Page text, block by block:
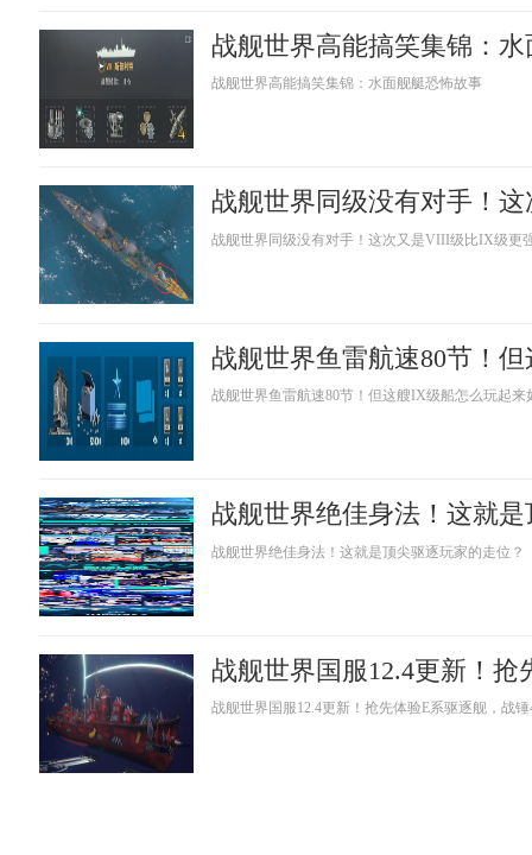
战舰世界高能搞笑集锦：水面舰艇恐怖故事
战舰世界同级没有对手！这次又是VIII级比IX级更
战舰世界鱼雷航速80节！但这艘IX级船怎么玩起来
战舰世界绝佳身法！这就是顶尖驱逐玩家的走位？
战舰世界国服12.4更新！抢先体验E系驱逐舰，战